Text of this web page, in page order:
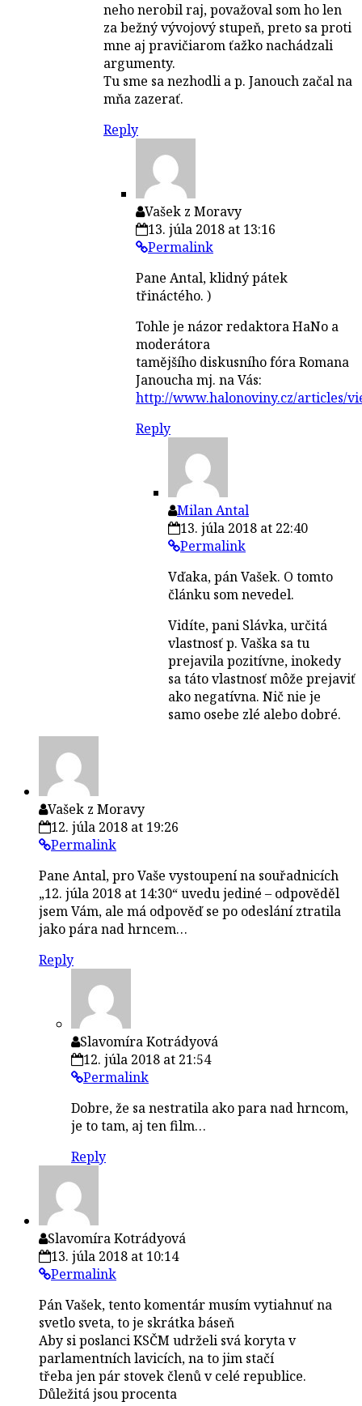
neho nerobil raj, považoval som ho len
za bežný vývojový stupeň, preto sa proti
mne aj pravičiarom ťažko nachádzali
argumenty.
Tu sme sa nezhodli a p. Janouch začal na
mňa zazerať.
Reply
Vašek z Moravy
13. júla 2018 at 13:16
Permalink
Pane Antal, klidný pátek
třináctého. )
Tohle je názor redaktora HaNo a
moderátora
tamějšího diskusního fóra Romana
Janoucha mj. na Vás:
http://www.halonoviny.cz/articles/
Reply
Milan Antal
13. júla 2018 at 22:40
Permalink
Vďaka, pán Vašek. O tomto
článku som nevedel.
Vidíte, pani Slávka, určitá
vlastnosť p. Vaška sa tu
prejavila pozitívne, inokedy
sa táto vlastnosť môže prejaviť
ako negatívna. Nič nie je
samo osebe zlé alebo dobré.
Vašek z Moravy
12. júla 2018 at 19:26
Permalink
Pane Antal, pro Vaše vystoupení na souřadnicích
„12. júla 2018 at 14:30“ uvedu jediné – odpověděl
jsem Vám, ale má odpověď se po odeslání ztratila
jako pára nad hrncem…
Reply
Slavomíra Kotrádyová
12. júla 2018 at 21:54
Permalink
Dobre, že sa nestratila ako para nad hrncom,
je to tam, aj ten film…
Reply
Slavomíra Kotrádyová
13. júla 2018 at 10:14
Permalink
Pán Vašek, tento komentár musím vytiahnuť na
svetlo sveta, to je skrátka báseň
Aby si poslanci KSČM udrželi svá koryta v
parlamentních lavicích, na to jim stačí
třeba jen pár stovek členů v celé republice.
Důležitá jsou procenta